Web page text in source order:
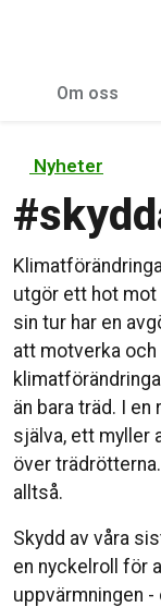
Om oss
Nyheter
#
utgör ett hot mot
sin tur har en
att motverka och
än bara träd. I
själva, ett myller
över
alltså.⁣
Skydd av våra
en nyckelroll för
uppvärmningen